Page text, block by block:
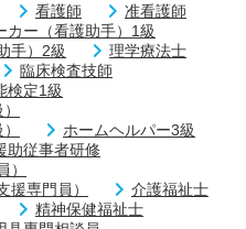
看護師
准看護師
カー（看護助手）1級
手）2級
理学療法士
臨床検査技師
検定1級
ホームヘルパー3級
助従事者研修
援専門員）
介護福祉士
精神保健福祉士